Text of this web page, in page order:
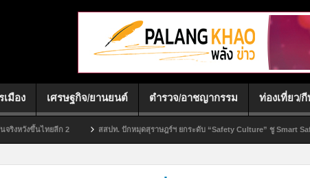
เมือง เศรษฐกิจ/ยานยนต์ ตำรวจ/อาชญากรรม ท่องเที่ยว/
ยลีก 2 สสปท. ปักหมุดสุราษฎร์ฯ ยกระดับ “Safety Culture” ชู Smart Safety ขับเคลื่อ